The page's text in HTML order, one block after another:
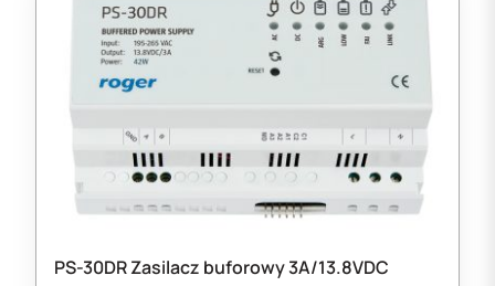
PS-30DR Zasilacz buforowy 3A/13.8VDC